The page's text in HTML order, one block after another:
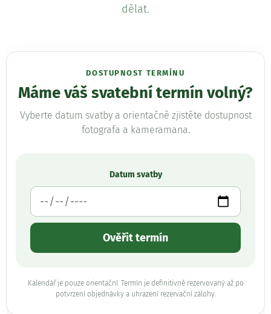
dělat.
DOSTUPNOST TERMÍNU
Máme váš svatební termín volný?
Vyberte datum svatby a orientačně zjistěte dostupnost
fotografa a kameramana.
Datum svatby
Ověřit termín
Kalendář je pouze orientační. Termín je definitivně rezervovaný až po
potvrzení objednávky a uhrazení rezervační zálohy.